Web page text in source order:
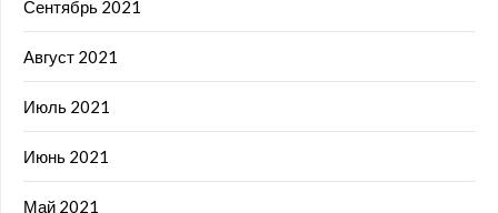
Сентябрь 2021
Август 2021
Июль 2021
Июнь 2021
Май 2021